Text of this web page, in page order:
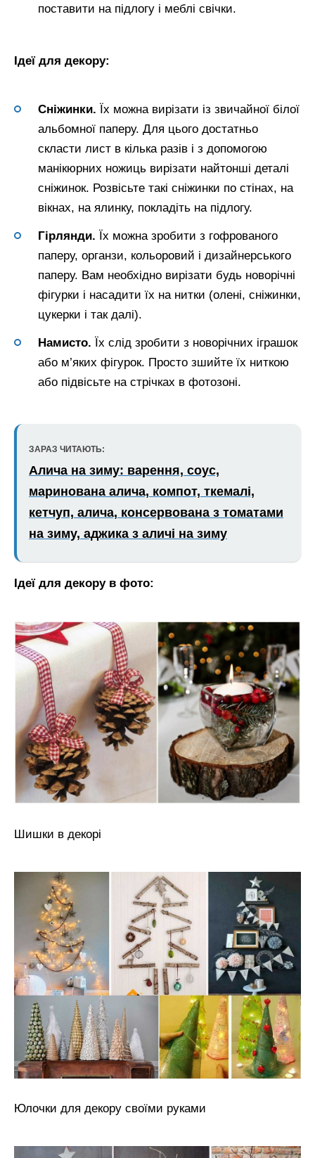
поставити на підлогу і меблі свічки.
Ідеї для декору:
Сніжинки. Їх можна вирізати із звичайної білої
альбомної паперу. Для цього достатньо
скласти лист в кілька разів і з допомогою
манікюрних ножиць вирізати найтонші деталі
сніжинок. Розвісьте такі сніжинки по стінах, на
вікнах, на ялинку, покладіть на підлогу.
Гірлянди. Їх можна зробити з гофрованого
паперу, органзи, кольоровий і дизайнерського
паперу. Вам необхідно вирізати будь новорічні
фігурки і насадити їх на нитки (олені, сніжинки,
цукерки і так далі).
Намисто. Їх слід зробити з новорічних іграшок
або м’яких фігурок. Просто зшийте їх ниткою
або підвісьте на стрічках в фотозоні.
ЗАРАЗ ЧИТАЮТЬ:
Алича на зиму: варення, соус,
маринована алича, компот, ткемалі,
кетчуп, алича, консервована з томатами
на зиму, аджика з аличі на зиму
Ідеї для декору в фото:
Шишки в декорі
Юлочки для декору своїми руками